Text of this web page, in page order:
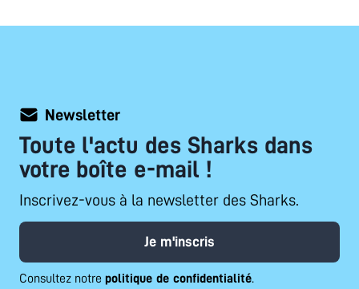
Newsletter
Toute l'actu des Sharks dans
votre boîte e-mail !
Inscrivez-vous à la newsletter des Sharks.
Je m'inscris
Consultez notre politique de confidentialité.